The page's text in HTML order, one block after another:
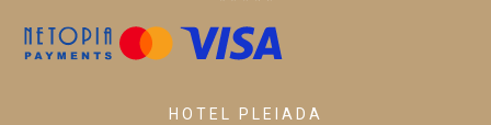
HOTEL PLEIADA